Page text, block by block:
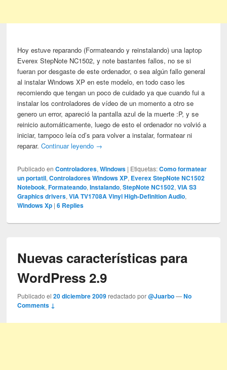
Hoy estuve reparando (Formateando y reinstalando) una laptop
Everex StepNote NC1502, y note bastantes fallos, no se si
fueran por desgaste de este ordenador, o sea algún fallo general
al instalar Windows XP en este modelo, en todo caso les
recomiendo que tengan un poco de cuidado ya que cuando fui a
instalar los controladores de vídeo de un momento a otro se
genero un error, apareció la pantalla azul de la muerte :P, y se
reinicio automáticamente, luego de esto el ordenador no volvió a
iniciar, tampoco leía cd’s para volver a instalar, formatear ni
reparar.Continuar leyendo →
Publicado en Controladores,Windows | Etiquetas: Como formatear
un portatil,Controladores Windows XP, Everex StepNote NC1502
Notebook,Formateando,Instalando,StepNote NC1502,VIA S3
Graphics drivers,VIA TV1708A Vinyl High-Definition Audio,
Windows Xp |6 Replies
Nuevas características para
WordPress 2.9
Publicado el20 diciembre 2009 redactado por@Juarbo —No
Comments ↓